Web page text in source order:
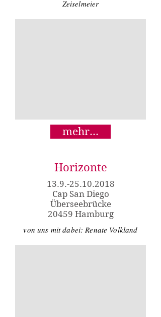
Zeiselmeier
mehr...
Horizonte
13.9.-25.10.2018
Cap San Diego
Überseebrücke
20459 Hamburg
von uns mit dabei: Renate Volkland